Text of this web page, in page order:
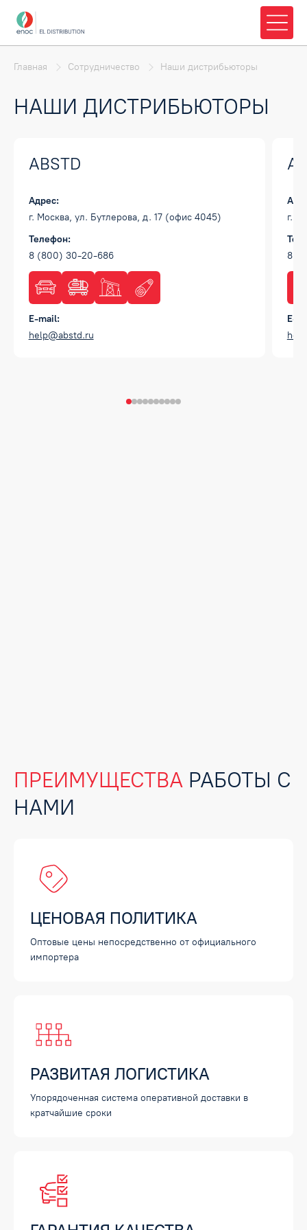
Главная Сотрудничество Наши дистрибьюторы
НАШИ ДИСТРИБЬЮТОРЫ
ABSTD
Адрес:
г. Москва, ул. Бутлерова, д. 17 (офис 4045)
Телефон:
8 (800) 30-20-686
E-mail:
help@abstd.ru
г.
8
E-
ПРЕИМУЩЕСТВА РАБОТЫ С
НАМИ
ЦЕНОВАЯ ПОЛИТИКА
Оптовые цены непосредственно от официального
импортера
РАЗВИТАЯ ЛОГИСТИКА
Упорядоченная система оперативной доставки в
кратчайшие сроки